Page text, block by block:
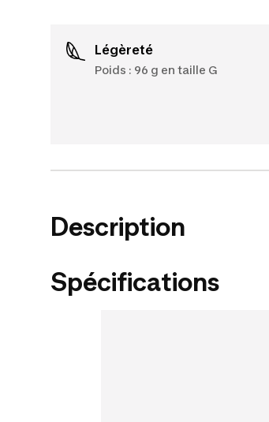
Légèreté
Poids : 96 g en taille G
Description
Spécifications